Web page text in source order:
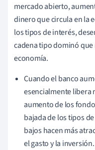
mercado abierto,
dinero que circula en la
los tipos de interés,
cadena tipo dominó que
economía.
Cuando el banco
esencialmente libera
aumento de los
bajada de los tipos
bajos hacen más
el gasto y la